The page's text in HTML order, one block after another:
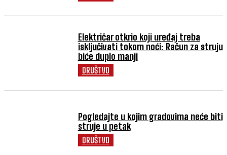
Električar otkrio koji uređaj treba
isključivati tokom noći: Račun za struju
biće duplo manji
DRUŠTVO
Pogledajte u kojim gradovima neće biti
struje u petak
DRUŠTVO